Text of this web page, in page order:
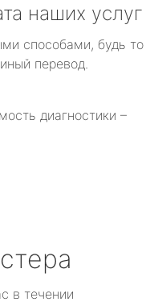
наших услуг
способами, будь то
перевод.
диагностики –
в течении